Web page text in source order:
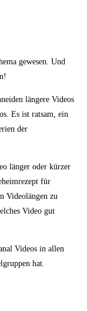
gewesen. Und
längere Videos
Es ist ratsam, ein
der
länger oder kürzer
für
Videolängen zu
Video gut
Videos in allen
hat.